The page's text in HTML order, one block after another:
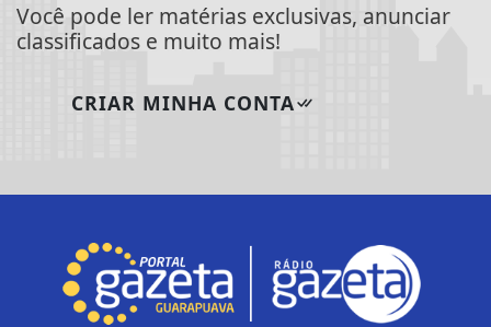
Você pode ler matérias exclusivas, anunciar
classificados e muito mais!
CRIAR MINHA CONTA